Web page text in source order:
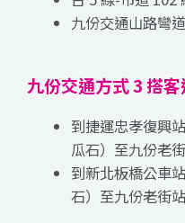
九份交通山路彎
九份交通方式 3 搭客
到捷運忠孝復興
瓜石）至九份老
到新北板橋公車
石）至九份老街